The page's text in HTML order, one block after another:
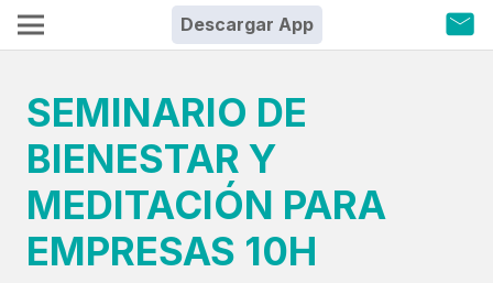
Descargar App
SEMINARIO DE
BIENESTAR Y
MEDITACIÓN PARA
EMPRESAS 10H